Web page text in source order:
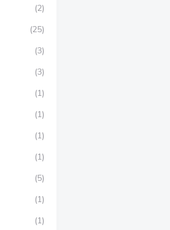
(2)
(25)
(3)
(3)
(1)
(1)
(1)
(1)
(5)
(1)
(1)